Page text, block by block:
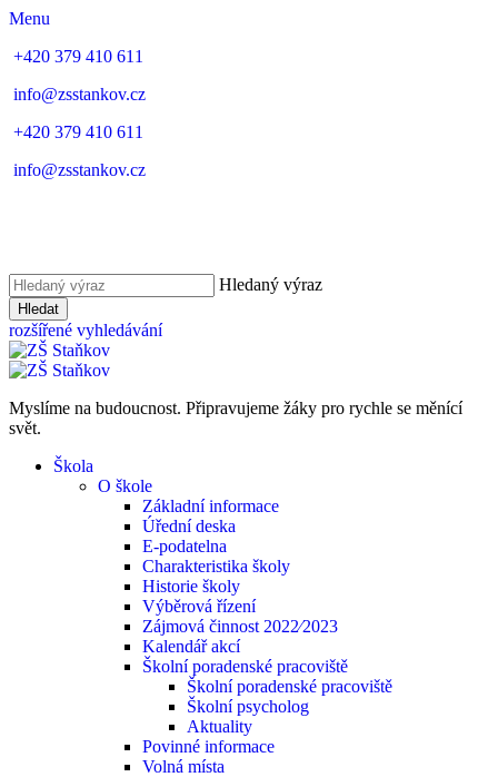
Menu
+420 379 410 611
info@zsstankov.cz
+420 379 410 611
info@zsstankov.cz
Hledaný výraz
Hledat
rozšířené vyhledávání
Myslíme na budoucnost. Připravujeme žáky pro rychle se měnící
svět.
Škola
O škole
Základní informace
Úřední deska
E-podatelna
Charakteristika školy
Historie školy
Výběrová řízení
Zájmová činnost 2022⁄2023
Kalendář akcí
Školní poradenské pracoviště
Školní poradenské pracoviště
Školní psycholog
Aktuality
Povinné informace
Volná místa